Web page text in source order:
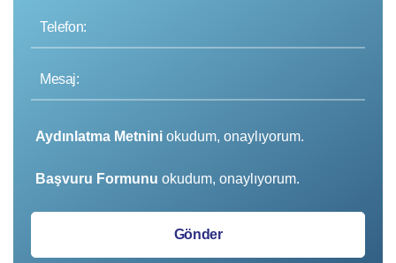
Aydınlatma Metnini okudum, onaylıyorum.
Başvuru Formunu okudum, onaylıyorum.